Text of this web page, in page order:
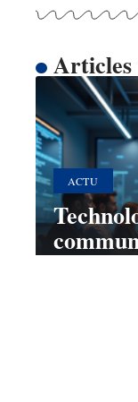
Articles
ACTU
au sein